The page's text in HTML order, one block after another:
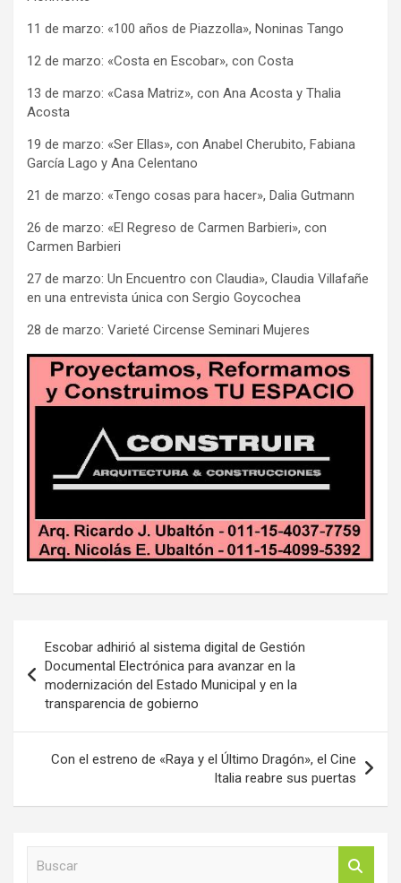
11 de marzo: «100 años de Piazzolla», Noninas Tango
12 de marzo: «Costa en Escobar», con Costa
13 de marzo: «Casa Matriz», con Ana Acosta y Thalia
Acosta
19 de marzo: «Ser Ellas», con Anabel Cherubito, Fabiana
García Lago y Ana Celentano
21 de marzo: «Tengo cosas para hacer», Dalia Gutmann
26 de marzo: «El Regreso de Carmen Barbieri», con
Carmen Barbieri
27 de marzo: Un Encuentro con Claudia», Claudia Villafañe
en una entrevista única con Sergio Goycochea
28 de marzo: Varieté Circense Seminari Mujeres
de
entradas
Escobar adhirió al sistema digital de Gestión
Documental Electrónica para avanzar en la
modernización del Estado Municipal y en la
transparencia de gobierno
Con el estreno de «Raya y el Último Dragón», el Cine
Italia reabre sus puertas